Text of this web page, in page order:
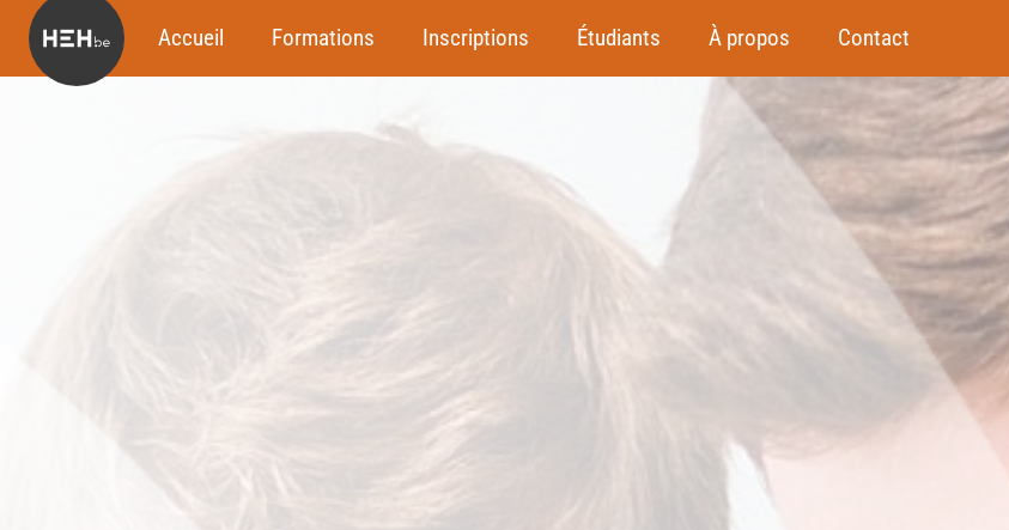
Accueil Formations Inscriptions Étudiants À propos Contact